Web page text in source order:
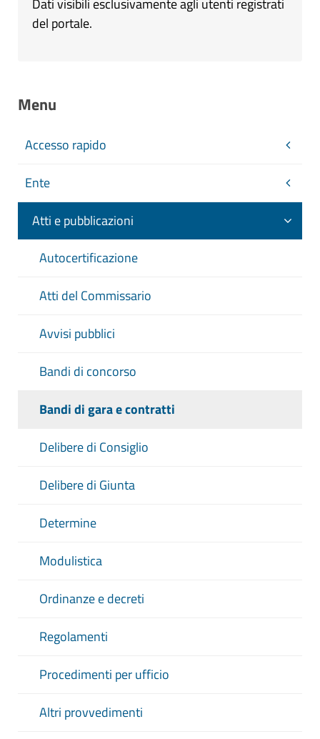
Dati visibili esclusivamente agli utenti registrati
del portale.
Menu
Accesso rapido
Ente
Atti e pubblicazioni
Autocertificazione
Atti del Commissario
Avvisi pubblici
Bandi di concorso
Bandi di gara e contratti
Delibere di Consiglio
Delibere di Giunta
Determine
Modulistica
Ordinanze e decreti
Regolamenti
Procedimenti per ufficio
Altri provvedimenti